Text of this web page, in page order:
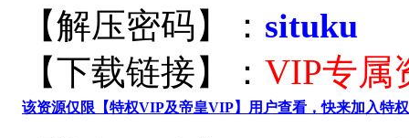
【解压密码】： situku
【下载链接】： VIP专属
该资源仅限【特权VIP及帝皇VIP】用户查看，快来加入特